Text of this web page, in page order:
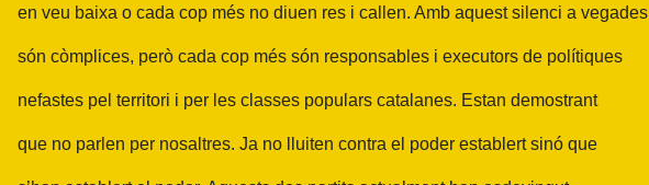
en veu baixa o cada cop més no diuen res i callen. Amb aquest silenci a vegades
són còmplices, però cada cop més són responsables i executors de polítiques
nefastes pel territori i per les classes populars catalanes. Estan demostrant
que no parlen per nosaltres. Ja no lluiten contra el poder establert sinó que